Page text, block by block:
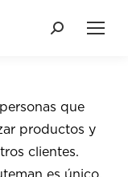
Buscar:
que
productos y
clientes.